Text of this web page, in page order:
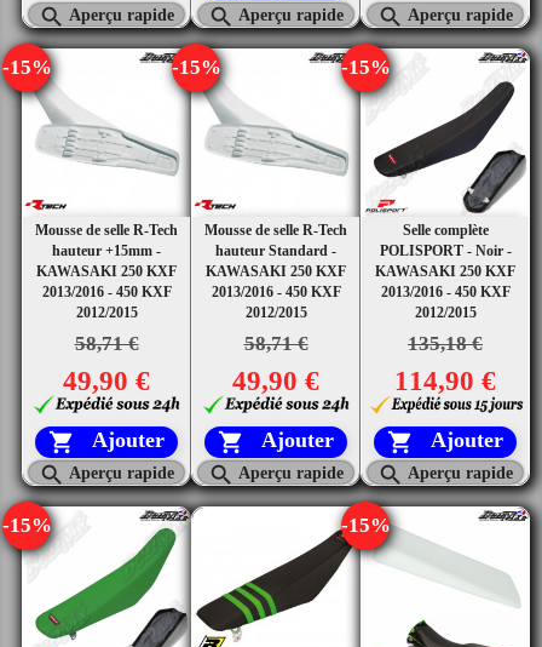
 Aperçu rapide  Aperçu rapide  Aperçu rapide
Mousse de selle R-Tech
hauteur +15mm -
KAWASAKI 250 KXF
2013/2016 - 450 KXF
2012/2015
58,71 €
-15%
49,90 €
 Ajouter
 Aperçu rapide
Mousse de selle R-Tech
hauteur Standard -
KAWASAKI 250 KXF
2013/2016 - 450 KXF
2012/2015
58,71 €
-15%
49,90 €
 Ajouter
 Aperçu rapide
Selle complète
POLISPORT - Noir -
KAWASAKI 250 KXF
2013/2016 - 450 KXF
2012/2015
135,18 €
-15%
114,90 €
 Ajouter
 Aperçu rapide
-15% -15%